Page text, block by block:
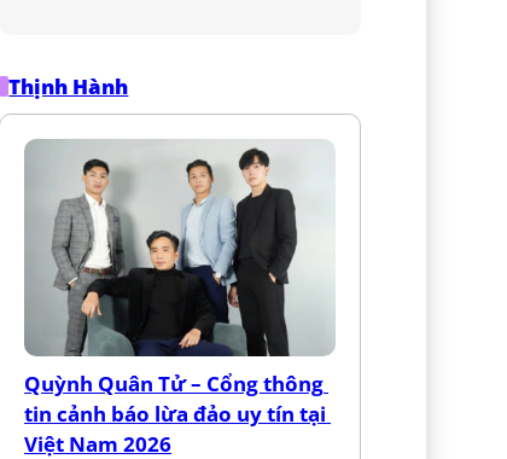
Thịnh Hành
Quỳnh Quân Tử – Cổng thông
tin cảnh báo lừa đảo uy tín tại
Việt Nam 2026